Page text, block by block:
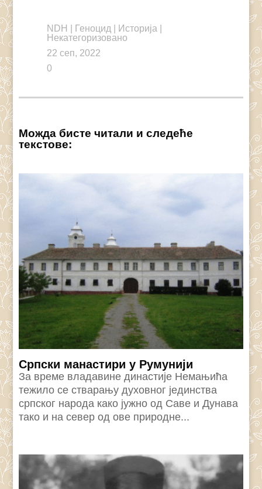
NDH Геноцид| Историја|
Некатегоризовано
22 сеп, 2022
0
Можда бисте читали и следеће
текстове:
Српски манастири у Румунији
За време владавине династије Немањића
тежило се стварању духовног јединства
српског народа како јужно од Саве и Дунава
тако и на север од ове природне...